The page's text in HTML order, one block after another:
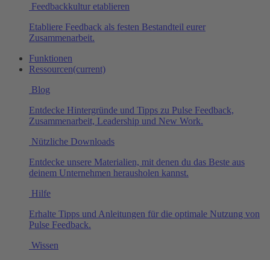
Feedbackkultur etablieren
Etabliere Feedback als festen Bestandteil eurer
Zusammenarbeit.
Funktionen
Ressourcen(current)
Blog
Entdecke Hintergründe und Tipps zu Pulse Feedback,
Zusammenarbeit, Leadership und New Work.
Nützliche Downloads
Entdecke unsere Materialien, mit denen du das Beste aus
deinem Unternehmen herausholen kannst.
Hilfe
Erhalte Tipps und Anleitungen für die optimale Nutzung von
Pulse Feedback.
Wissen